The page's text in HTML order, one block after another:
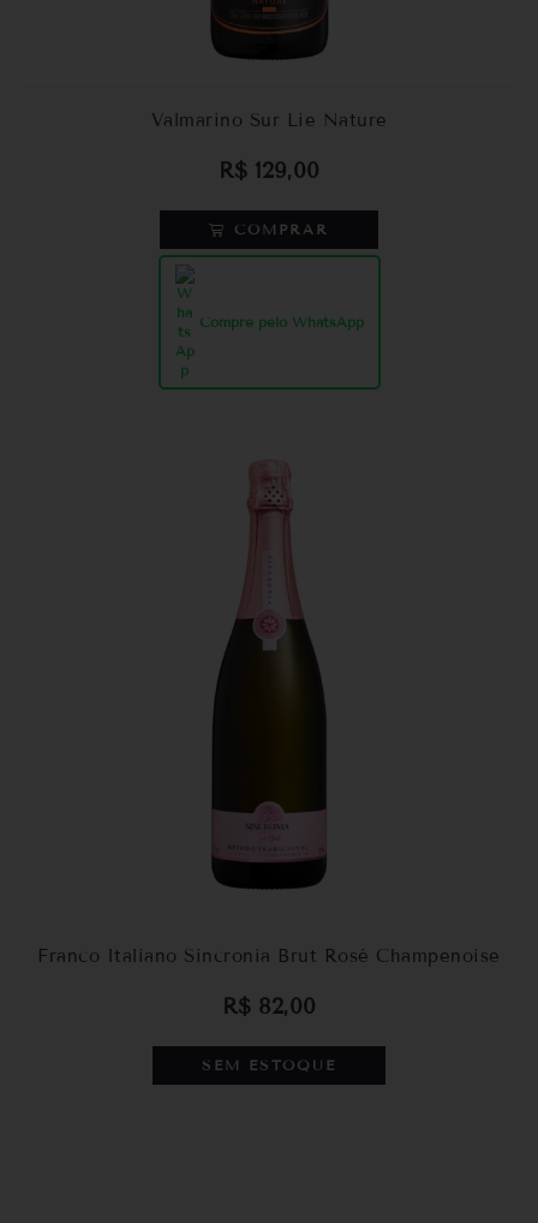
Valmarino Sur Lie Nature
R$ 129,00
COMPRAR
Compre pelo WhatsApp
Franco Italiano Sincronia Brut Rosé Champenoise
R$ 82,00
SEM ESTOQUE